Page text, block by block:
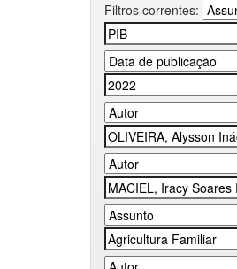
Filtros correntes: